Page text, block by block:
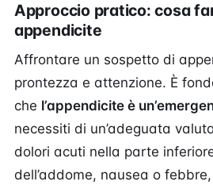
Approccio pratico: cosa
appendicite
Affrontare un sospetto di
prontezza e attenzione. È
che l’appendicite è
necessiti di un’adeguata
dolori acuti nella parte
dell’addome, nausea o